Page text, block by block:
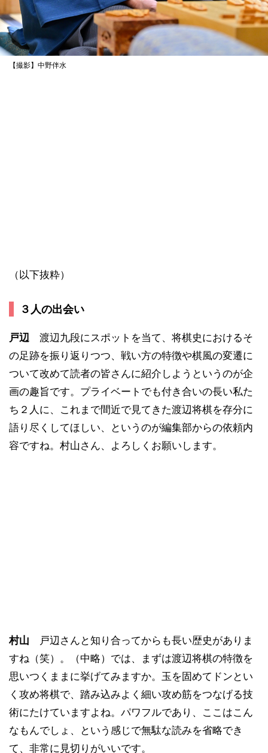
【撮影】中野伴水
（以下抜粋）
３人の出会い
戸辺 渡辺九段にスポットを当て、将棋史におけるそ
の足跡を振り返りつつ、戦い方の特徴や棋風の変遷に
ついて改めて読者の皆さんに紹介しようというのが企
画の趣旨です。プライベートでも付き合いの長い私た
ち２人に、これまで間近で見てきた渡辺将棋を存分に
語り尽くしてほしい、というのが編集部からの依頼内
容ですね。村山さん、よろしくお願いします。
村山 戸辺さんと知り合ってからも長い歴史がありま
すね（笑）。（中略）では、まずは渡辺将棋の特徴を
思いつくままに挙げてみますか。玉を固めてドンとい
く攻め将棋で、踏み込みよく細い攻め筋をつなげる技
術にたけていますよね。パワフルであり、ここはこん
なもんでしょ、という感じで無駄な読みを省略でき
て、非常に見切りがいいです。